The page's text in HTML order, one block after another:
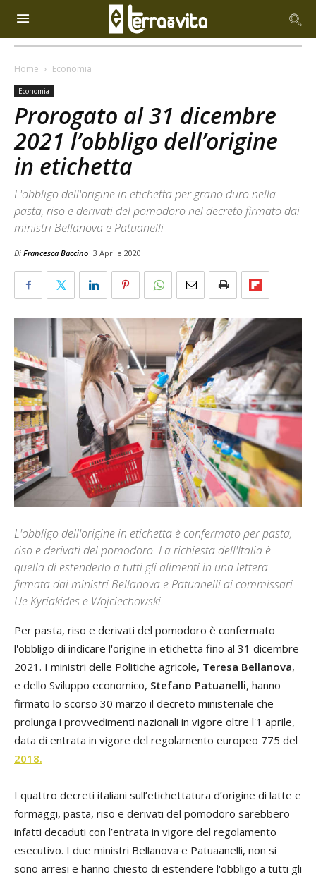
Home Economia
Economia
Prorogato al 31 dicembre
2021 l’obbligo dell’origine
in etichetta
L'obbligo dell'origine in etichetta per grano duro nella
pasta, riso e derivati del pomodoro nel decreto firmato dai
ministri Bellanova e Patuanelli
Di Francesca Baccino 3 Aprile 2020
L'obbligo dell'origine in etichetta è confermato per pasta,
riso e derivati del pomodoro. La richiesta dell'Italia è
quella di estenderlo a tutti gli alimenti in una lettera
firmata dai ministri Bellanova e Patuanelli ai commissari
Ue Kyriakides e Wojciechowski.
Per pasta, riso e derivati del pomodoro è confermato
l'obbligo di indicare l'origine in etichetta fino al 31 dicembre
2021. I ministri delle Politiche agricole, Teresa Bellanova,
e dello Sviluppo economico, Stefano Patuanelli, hanno
firmato lo scorso 30 marzo il decreto ministeriale che
prolunga i provvedimenti nazionali in vigore oltre l'1 aprile,
data di entrata in vigore del regolamento europeo 775 del
2018.
I quattro decreti italiani sull’etichettatura d’origine di latte e
formaggi, pasta, riso e derivati del pomodoro sarebbero
infatti decaduti con l’entrata in vigore del regolamento
esecutivo. I due ministri Bellanova e Patuaanelli, non si
sono arresi e hanno chiesto di estendere l'obbligo a tutti gli